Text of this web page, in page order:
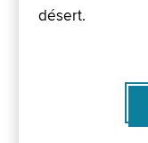
désert.